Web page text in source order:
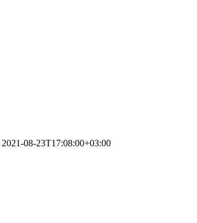
2021-08-23T17:08:00+03:00